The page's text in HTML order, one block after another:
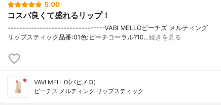
5.00
コスパ良くて盛れるリップ！
---------------------------------VABI MELLOピーチズ メルティング
リップスティック品番:01色:ピーチコーラル?10…続きを見る
VAVI MELLO(バビメロ)
ピーチズ メルティング リップスティック